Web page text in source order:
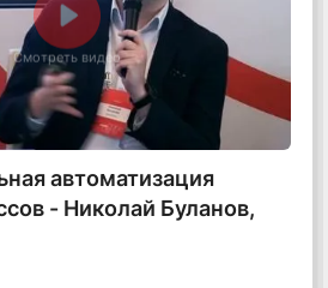
Смотреть видео
автоматизация
- Николай Буланов,